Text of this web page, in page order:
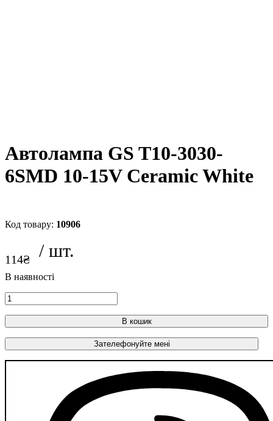
Автолампа GS T10-3030-
6SMD 10-15V Ceramic White
10906
114₴
В кошик
Зателефонуйте мені